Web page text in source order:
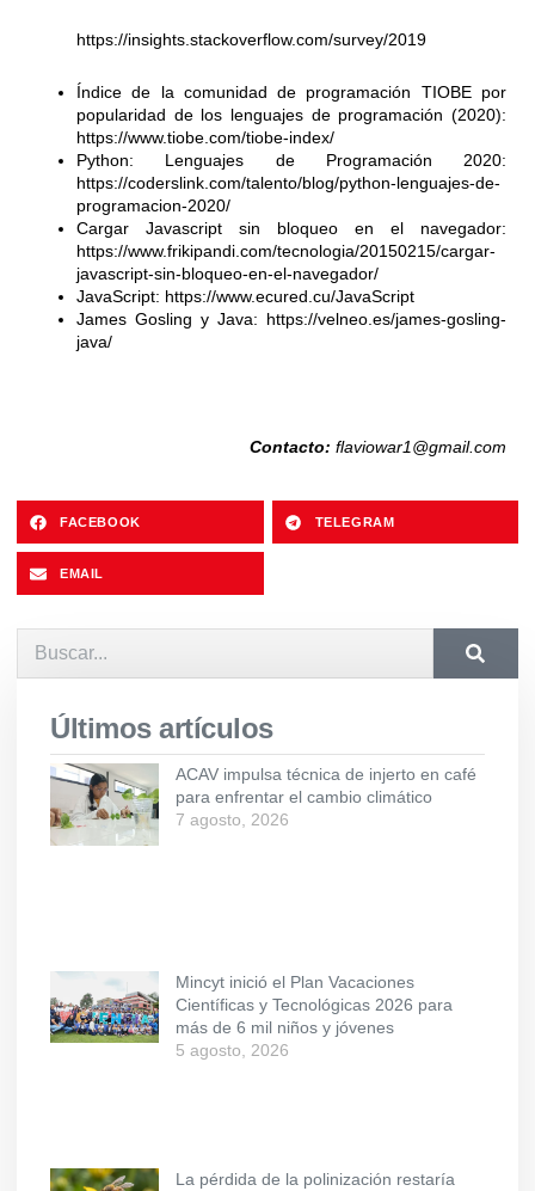
https://insights.stackoverflow.com/survey/2019
Índice de la comunidad de programación TIOBE por
popularidad de los lenguajes de programación (2020):
https://www.tiobe.com/tiobe-index/
Python: Lenguajes de Programación 2020:
https://coderslink.com/talento/blog/python-lenguajes-de-
programacion-2020/
Cargar Javascript sin bloqueo en el navegador:
https://www.frikipandi.com/tecnologia/20150215/cargar-
javascript-sin-bloqueo-en-el-navegador/
JavaScript: https://www.ecured.cu/JavaScript
James Gosling y Java: https://velneo.es/james-gosling-
java/
Contacto: flaviowar1@gmail.com
FACEBOOK TELEGRAM
EMAIL
Últimos artículos
ACAV impulsa técnica de injerto en café
para enfrentar el cambio climático
7 agosto, 2026
Mincyt inició el Plan Vacaciones
Científicas y Tecnológicas 2026 para
más de 6 mil niños y jóvenes
5 agosto, 2026
La pérdida de la polinización restaría